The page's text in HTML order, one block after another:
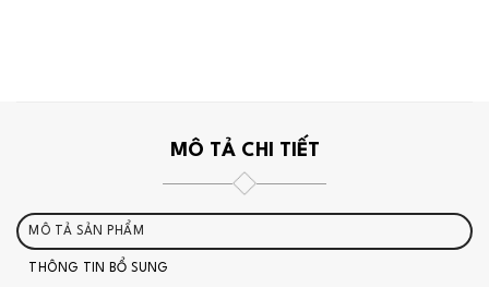
MÔ TẢ CHI TIẾT
MÔ TẢ SẢN PHẨM
THÔNG TIN BỔ SUNG